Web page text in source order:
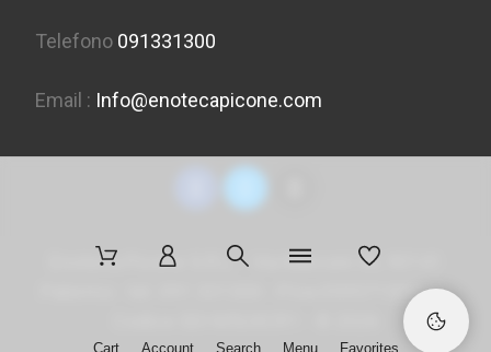
Telefono 091331300
Email : Info@enotecapicone.com
Enoteca Picone S.R.L. - Via Marconi 36, 90141
Palermo - tel. 091 331300 - P.Iva 05957150823 -
Cart Account Search Menu Favorites